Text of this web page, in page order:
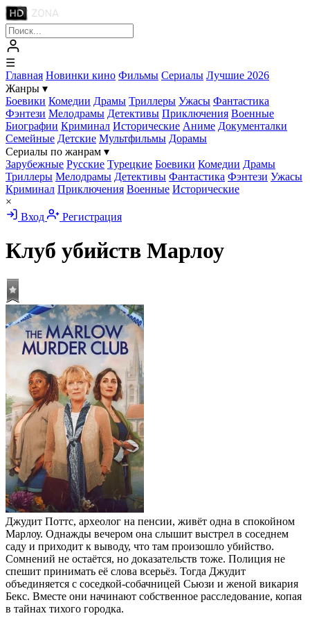
☰
Главная Новинки кино Фильмы Сериалы Лучшие 2026
Жанры ▾
Боевики Комедии Драмы Триллеры Ужасы Фантастика
Фэнтези Мелодрамы Детективы Приключения Военные
Биографии Криминал Исторические Аниме Документалки
Семейные Детские Мультфильмы Дорамы
Сериалы по жанрам ▾
Зарубежные Русские Турецкие Боевики Комедии Драмы
Триллеры Мелодрамы Детективы Фантастика Фэнтези Ужасы
Криминал Приключения Военные Исторические
×
Вход
Регистрация
Клуб убийств Марлоу
Джудит Поттс, археолог на пенсии, живёт одна в спокойном
Марлоу. Однажды вечером она слышит выстрел в соседнем
саду и приходит к выводу, что там произошло убийство.
Сомнений не остаётся, но доказательств тоже. Полиция не
спешит принимать её слова всерьёз. Тогда Джудит
объединяется с соседкой-собачницей Сьюзи и женой викария
Бекс. Вместе они начинают собственное расследование, копая
в тайнах тихого городка.